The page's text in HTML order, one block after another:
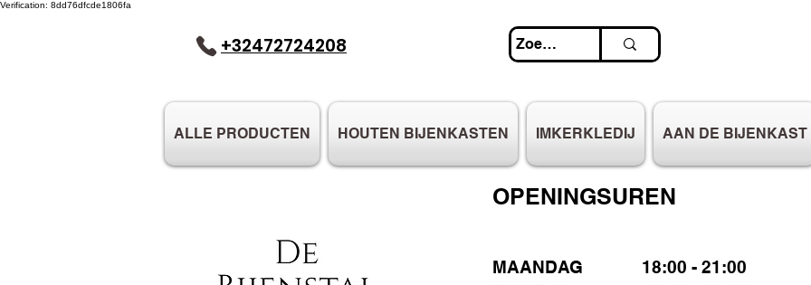
Verification: 8dd76dfcde1806fa
+32472724208
ALLE PRODUCTEN HOUTEN BIJENKASTEN IMKERKLEDIJ AAN DE BIJENKAST
OPENINGSUREN
MAANDAG 18:00 - 21:00